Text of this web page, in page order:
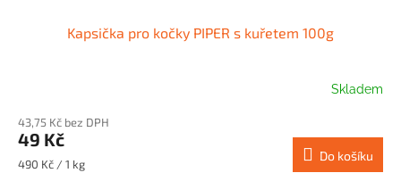
Kapsička pro kočky PIPER s kuřetem 100g
Skladem
43,75 Kč bez DPH
49 Kč
Měrná
490 Kč / 1 kg
Do košíku